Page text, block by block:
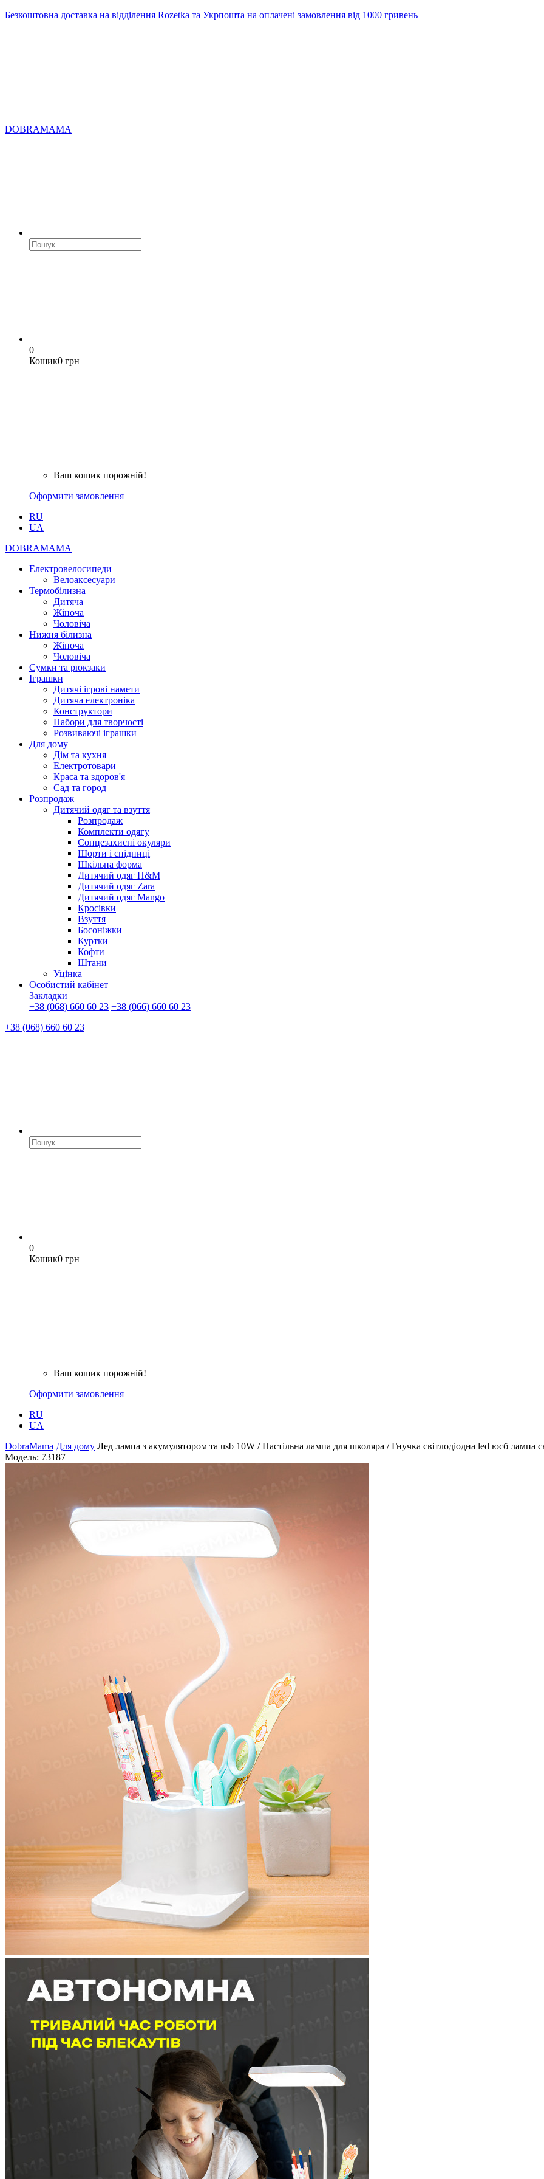
Безкоштовна доставка на відділення Rozetka та Укрпошта на оплачені замовлення від 1000 гривень
DOBRAMAMA
0
Кошик0 грн
Ваш кошик порожній!
Оформити замовлення
RU
UA
DOBRAMAMA
Електровелосипеди
Велоаксесуари
Термобілизна
Дитяча
Жіноча
Чоловіча
Нижня білизна
Жіноча
Чоловіча
Сумки та рюкзаки
Іграшки
Дитячі ігрові намети
Дитяча електроніка
Конструктори
Набори для творчості
Розвиваючі іграшки
Для дому
Дім та кухня
Електротовари
Краса та здоров'я
Сад та город
Розпродаж
Дитячий одяг та взуття
Розпродаж
Комплекти одягу
Сонцезахисні окуляри
Шорти і спідниці
Шкільна форма
Дитячий одяг H&M
Дитячий одяг Zara
Дитячий одяг Mango
Кросівки
Взуття
Босоніжки
Куртки
Кофти
Штани
Уцінка
Особистий кабінет
Закладки
+38 (068) 660 60 23 +38 (066) 660 60 23
+38 (068) 660 60 23
0
Кошик0 грн
Ваш кошик порожній!
Оформити замовлення
RU
UA
DobraMama Для дому Лед лампа з акумулятором та usb 10W / Настільна лампа для школяра / Гнучка світлодіодна led юсб лампа
Модель: 73187